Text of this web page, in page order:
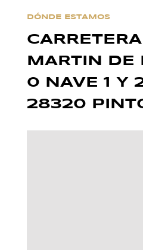
DÓNDE ESTAMOS
MARTIN DE
0 NAVE 1 Y
28320